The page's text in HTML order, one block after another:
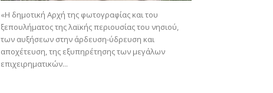
«Η δημοτική Αρχή της φωτογραφίας και του
ξεπουλήματος της λαϊκής περιουσίας του νησιού,
των αυξήσεων στην άρδευση-ύδρευση και
αποχέτευση, της εξυπηρέτησης των μεγάλων
επιχειρηματικών...